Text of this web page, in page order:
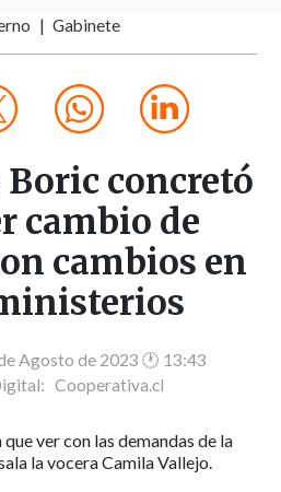
Gabinete
concretó
cambio de
cambios en
Agosto de 2023 🕐 13:43
Cooperativa.cl
ver con las demandas de la
la vocera Camila Vallejo.